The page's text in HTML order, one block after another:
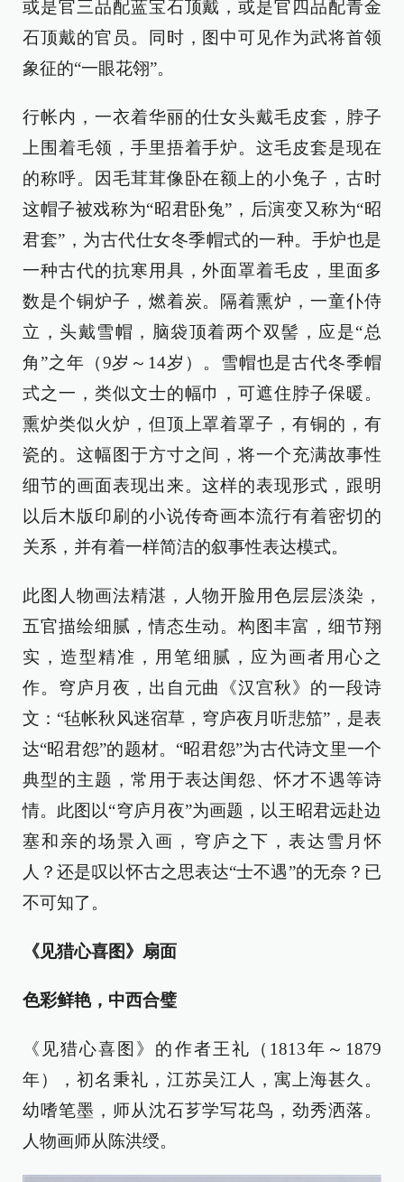
或是官三品配蓝宝石顶戴，或是官四品配青金
石顶戴的官员。同时，图中可见作为武将首领
象征的“一眼花翎”。
行帐内，一衣着华丽的仕女头戴毛皮套，脖子
上围着毛领，手里捂着手炉。这毛皮套是现在
的称呼。因毛茸茸像卧在额上的小兔子，古时
这帽子被戏称为“昭君卧兔”，后演变又称为“昭
君套”，为古代仕女冬季帽式的一种。手炉也是
一种古代的抗寒用具，外面罩着毛皮，里面多
数是个铜炉子，燃着炭。隔着熏炉，一童仆侍
立，头戴雪帽，脑袋顶着两个双髻，应是“总
角”之年（9岁～14岁）。雪帽也是古代冬季帽
式之一，类似文士的幅巾，可遮住脖子保暖。
熏炉类似火炉，但顶上罩着罩子，有铜的，有
瓷的。这幅图于方寸之间，将一个充满故事性
细节的画面表现出来。这样的表现形式，跟明
以后木版印刷的小说传奇画本流行有着密切的
关系，并有着一样简洁的叙事性表达模式。
此图人物画法精湛，人物开脸用色层层淡染，
五官描绘细腻，情态生动。构图丰富，细节翔
实，造型精准，用笔细腻，应为画者用心之
作。穹庐月夜，出自元曲《汉宫秋》的一段诗
文：“毡帐秋风迷宿草，穹庐夜月听悲笳”，是表
达“昭君怨”的题材。“昭君怨”为古代诗文里一个
典型的主题，常用于表达闺怨、怀才不遇等诗
情。此图以“穹庐月夜”为画题，以王昭君远赴边
塞和亲的场景入画，穹庐之下，表达雪月怀
人？还是叹以怀古之思表达“士不遇”的无奈？已
不可知了。
《见猎心喜图》扇面
色彩鲜艳，中西合璧
《见猎心喜图》的作者王礼（1813年～1879
年），初名秉礼，江苏吴江人，寓上海甚久。
幼嗜笔墨，师从沈石芗学写花鸟，劲秀洒落。
人物画师从陈洪绶。